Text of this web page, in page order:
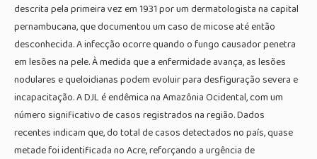
descrita pela primeira vez em 1931 por um dermatologista na capital
pernambucana, que documentou um caso de micose até então
desconhecida. A infecção ocorre quando o fungo causador penetra
em lesões na pele. À medida que a enfermidade avança, as lesões
nodulares e queloidianas podem evoluir para desfiguração severa e
incapacitação. A DJL é endêmica na Amazônia Ocidental, com um
número significativo de casos registrados na região. Dados
recentes indicam que, do total de casos detectados no país, quase
metade foi identificada no Acre, reforçando a urgência de